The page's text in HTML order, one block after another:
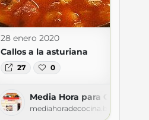
28 enero 2020
Callos a la asturiana
27 0
Media Hora para Cocinar
mediahoradecocina.blogspot.com